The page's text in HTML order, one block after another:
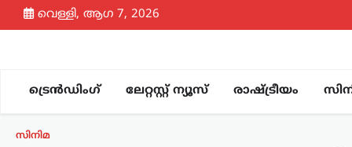
Skip
to
വെള്ളി, ആഗ 7, 2026
ട്രെൻഡിംഗ് ലേറ്റസ്റ്റ് ന്യൂസ് രാഷ്ട്രീയം
സിനിമ